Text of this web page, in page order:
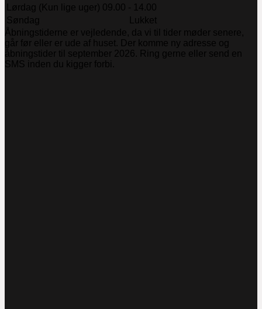
Lørdag (Kun lige uger) 09.00 - 14.00
Søndag
Lukket
Åbningstiderne er vejledende, da vi til tider møder senere,
går før eller er ude af huset. Der komme ny adresse og
åbningstider til september 2026. Ring gerne eller send en
SMS inden du kigger forbi.